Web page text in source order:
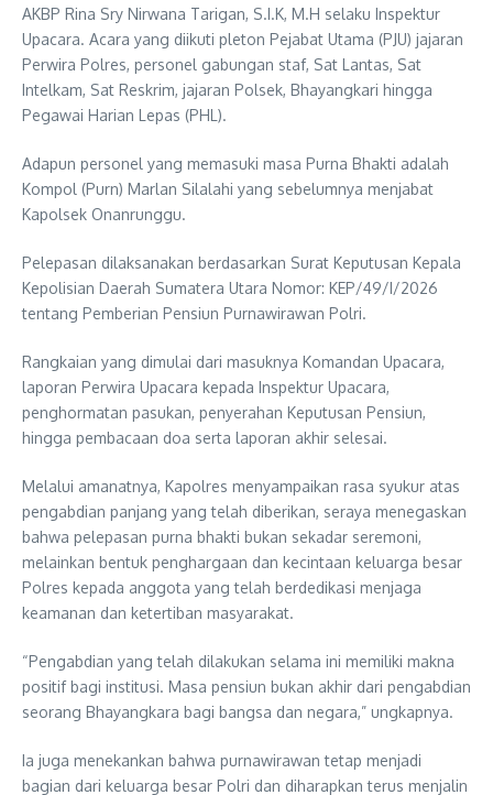
AKBP Rina Sry Nirwana Tarigan, S.I.K, M.H selaku Inspektur
Upacara. Acara yang diikuti pleton Pejabat Utama (PJU) jajaran
Perwira Polres, personel gabungan staf, Sat Lantas, Sat
Intelkam, Sat Reskrim, jajaran Polsek, Bhayangkari hingga
Pegawai Harian Lepas (PHL).
Adapun personel yang memasuki masa Purna Bhakti adalah
Kompol (Purn) Marlan Silalahi yang sebelumnya menjabat
Kapolsek Onanrunggu.
Pelepasan dilaksanakan berdasarkan Surat Keputusan Kepala
Kepolisian Daerah Sumatera Utara Nomor: KEP/49/I/2026
tentang Pemberian Pensiun Purnawirawan Polri.
Rangkaian yang dimulai dari masuknya Komandan Upacara,
laporan Perwira Upacara kepada Inspektur Upacara,
penghormatan pasukan, penyerahan Keputusan Pensiun,
hingga pembacaan doa serta laporan akhir selesai.
Melalui amanatnya, Kapolres menyampaikan rasa syukur atas
pengabdian panjang yang telah diberikan, seraya menegaskan
bahwa pelepasan purna bhakti bukan sekadar seremoni,
melainkan bentuk penghargaan dan kecintaan keluarga besar
Polres kepada anggota yang telah berdedikasi menjaga
keamanan dan ketertiban masyarakat.
“Pengabdian yang telah dilakukan selama ini memiliki makna
positif bagi institusi. Masa pensiun bukan akhir dari pengabdian
seorang Bhayangkara bagi bangsa dan negara,” ungkapnya.
Ia juga menekankan bahwa purnawirawan tetap menjadi
bagian dari keluarga besar Polri dan diharapkan terus menjalin